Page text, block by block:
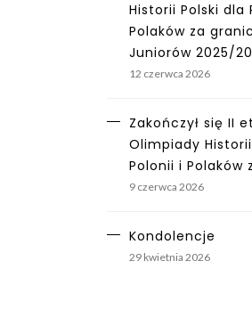
Historii Polski dla
Polaków za
Juniorów 2025/
12 czerwca 2026
Zakończył się II
Olimpiady
Polonii i Polaków
9 czerwca 2026
Kondolencje
29 kwietnia 2026